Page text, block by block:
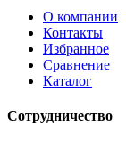
О компании
Контакты
Избранное
Сравнение
Каталог
Сотрудничество